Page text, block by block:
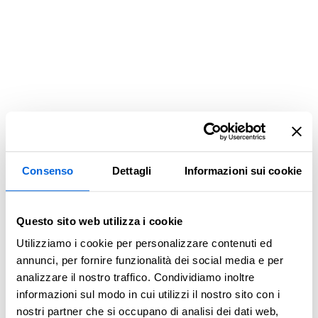
Consenso Dettagli Informazioni sui cookie
Questo sito web utilizza i cookie
Utilizziamo i cookie per personalizzare contenuti ed
annunci, per fornire funzionalità dei social media e per
analizzare il nostro traffico. Condividiamo inoltre
informazioni sul modo in cui utilizzi il nostro sito con i
nostri partner che si occupano di analisi dei dati web,